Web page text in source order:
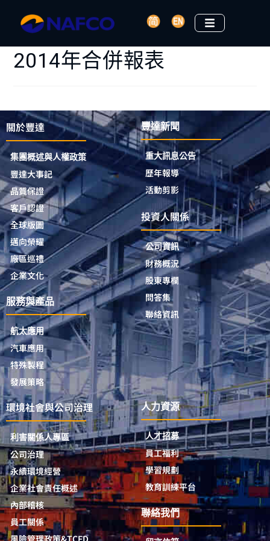
2014年合併報表
關於豐達
集團概述與人權政策
豐達大事記
品質保證
客戶認證
全球版圖
邁向榮耀
廠區巡禮
企業文化
服務與產品
航太應用
汽車應用
特殊製程
發展策略
豐達新聞
重大訊息公告
歷年報導
活動剪影
投資人關係
公司資訊
財務概況
股東專欄
問答集
聯絡資訊
環境社會與公司治理
利害關係人專區
公司治理
永續環境經營
企業社會責任概述
內部稽核
員工關係
人力資源
人才招募
員工福利
學習規劃
教育訓練平台
聯絡我們